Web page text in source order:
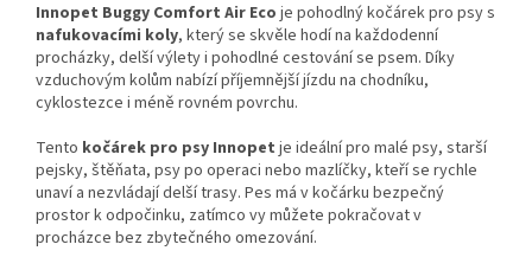
Innopet Buggy Comfort Air Eco je pohodlný kočárek pro psy s
nafukovacími koly, který se skvěle hodí na každodenní
procházky, delší výlety i pohodlné cestování se psem. Díky
vzduchovým kolům nabízí příjemnější jízdu na chodníku,
cyklostezce i méně rovném povrchu.
Tento kočárek pro psy Innopet je ideální pro malé psy, starší
pejsky, štěňata, psy po operaci nebo mazlíčky, kteří se rychle
unaví a nezvládají delší trasy. Pes má v kočárku bezpečný
prostor k odpočinku, zatímco vy můžete pokračovat v
procházce bez zbytečného omezování.